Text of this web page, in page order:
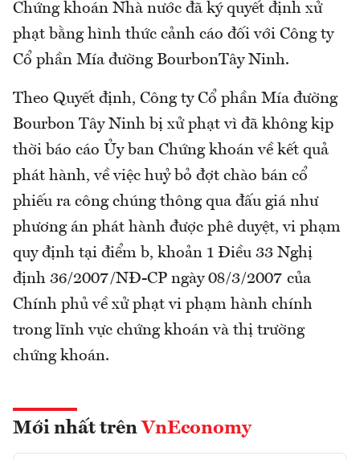
Chứng khoán Nhà nước đã ký quyết định xử
phạt bằng hình thức cảnh cáo đối với Công ty
Cổ phần Mía đường BourbonTây Ninh.
Theo Quyết định, Công ty Cổ phần Mía đường
Bourbon Tây Ninh bị xử phạt vì đã không kịp
thời báo cáo Ủy ban Chứng khoán về kết quả
phát hành, về việc huỷ bỏ đợt chào bán cổ
phiếu ra công chúng thông qua đấu giá như
phương án phát hành được phê duyệt, vi phạm
quy định tại điểm b, khoản 1 Điều 33 Nghị
định 36/2007/NĐ-CP ngày 08/3/2007 của
Chính phủ về xử phạt vi phạm hành chính
trong lĩnh vực chứng khoán và thị trường
chứng khoán.
Mới nhất trên VnEconomy